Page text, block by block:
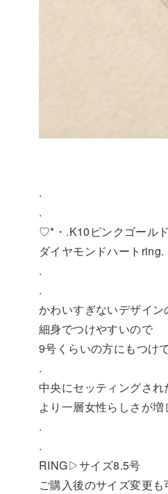
.
.
♡*・.K10ピンクゴールド
ダイヤモンドハート
.
.
かわいすぎないデザイ
細身でつけやすいので
9号くらいの方にもつけ
.
中央にセッティングされ
より一層女性らしさが増
.
.
RING▷サイズ8.5号
ご購入後のサイズ変更も